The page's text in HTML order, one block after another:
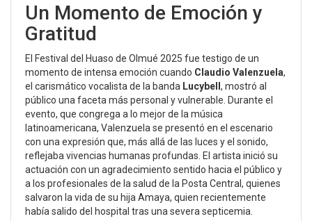
Un Momento de Emoción y
Gratitud
El Festival del Huaso de Olmué 2025 fue testigo de un
momento de intensa emoción cuando Claudio Valenzuela,
el carismático vocalista de la banda Lucybell, mostró al
público una faceta más personal y vulnerable. Durante el
evento, que congrega a lo mejor de la música
latinoamericana, Valenzuela se presentó en el escenario
con una expresión que, más allá de las luces y el sonido,
reflejaba vivencias humanas profundas. El artista inició su
actuación con un agradecimiento sentido hacia el público y
a los profesionales de la salud de la Posta Central, quienes
salvaron la vida de su hija Amaya, quien recientemente
había salido del hospital tras una severa septicemia.